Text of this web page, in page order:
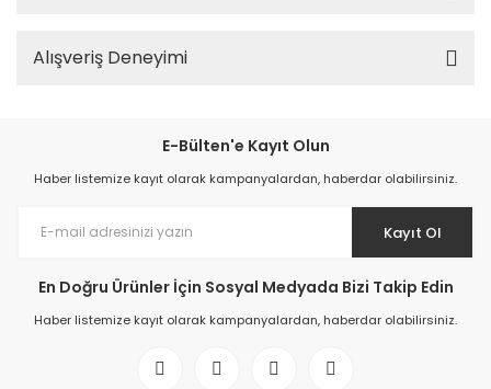
Alışveriş Deneyimi
E-Bülten'e Kayıt Olun
Haber listemize kayıt olarak kampanyalardan, haberdar olabilirsiniz.
Kayıt Ol
En Doğru Ürünler İçin Sosyal Medyada Bizi Takip Edin
Haber listemize kayıt olarak kampanyalardan, haberdar olabilirsiniz.